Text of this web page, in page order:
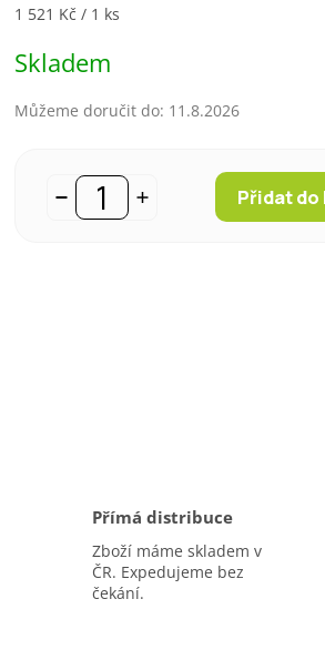
Měrná cena:
1 521 Kč / 1 ks
Skladem
Můžeme doručit do: 11.8.2026
Přidat do
Přímá distribuce
Zboží máme skladem v
ČR. Expedujeme bez
čekání.